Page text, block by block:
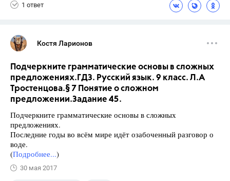
1 ответ
Костя Ларионов
Подчеркните грамматические основы в сложных
предложениях.ГДЗ. Русский язык. 9 класс. Л.А
Тростенцова.§ 7 Понятие о сложном
предложении.Задание 45.
Подчеркните грамматические основы в сложных
предложениях.
Последние годы во всём мире идёт озабоченный разговор о
воде.
(Подробнее...)
30 мая 2017